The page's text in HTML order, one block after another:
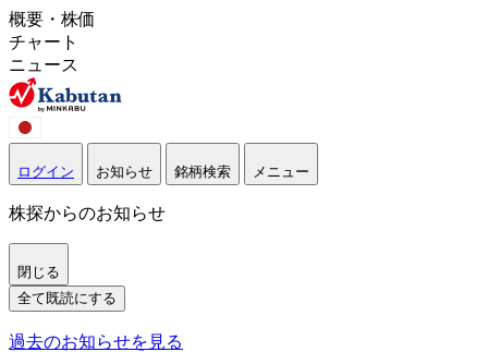
概要・株価
チャート
ニュース
ログイン お知らせ 銘柄検索 メニュー
株探からのお知らせ
閉じる
全て既読にする
過去のお知らせを見る